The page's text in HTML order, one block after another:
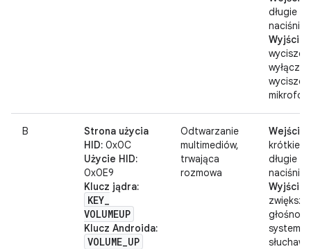
długie
Wyjście:
B
Strona użycia
HID: 0x0C
Użycie HID:
0x0E9
Klucz jądra:
KEY_
VOLUMEUP
Klucz Androida:
VOLUME_UP
Odtwarzanie
multimediów,
trwająca
rozmowa
Wejście:
krótkie
długie
Wyjście:
zwiększa
głośność
systemu